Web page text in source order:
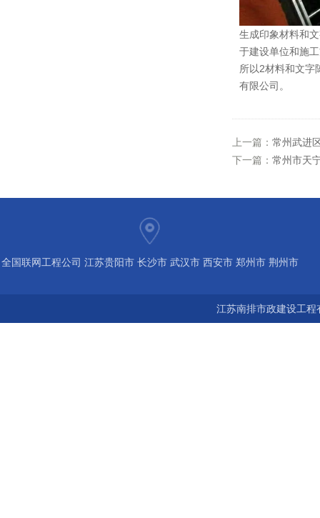
生成印象材料和
于建设单位和施
所以2材料和文字
有限公司。
上一篇： 常州武进
下一篇： 常州市天
全国联网工程公司 江苏贵阳市 长沙市 武汉市 西安市 郑州市 荆州市
江苏南排市政建设工